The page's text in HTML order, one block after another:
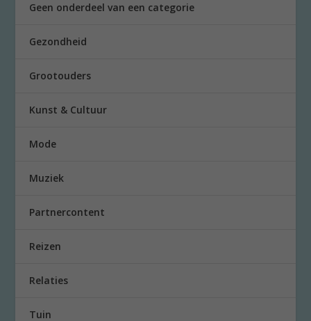
Geen onderdeel van een categorie
Gezondheid
Grootouders
Kunst & Cultuur
Mode
Muziek
Partnercontent
Reizen
Relaties
Tuin